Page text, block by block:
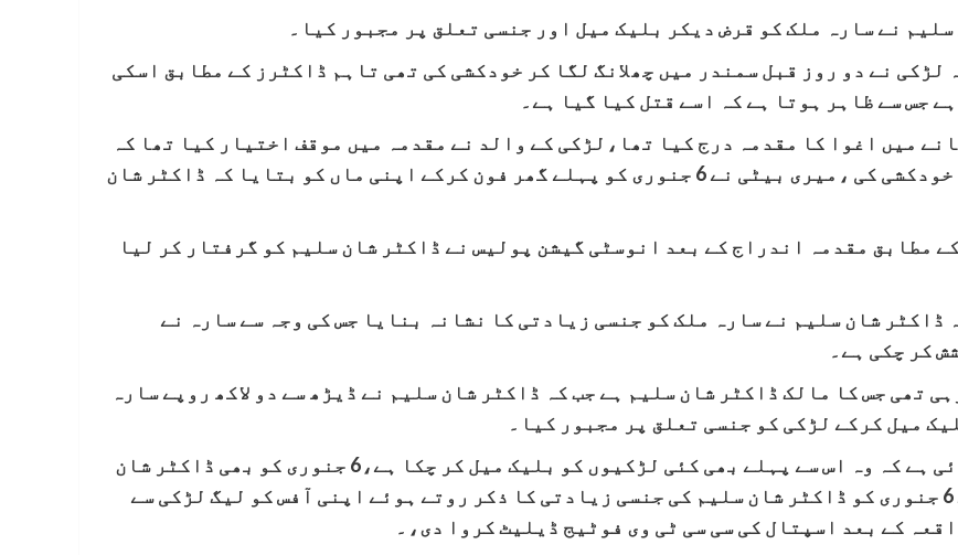
نے سارہ ملک کو قرض دیکر بلیک میل اور جنسی تعلق پر مجبور کیا۔
نے دو روز قبل سمندر میں چھلانگ لگا کر خودکشی کی تھی تاہم ڈاکٹرز کے مطابق اسکی
جس سے ظاہر ہوتا ہے کہ اسے قتل کیا گیا ہے۔
میں اغوا کا مقدمہ درج کیا تھا،لڑکی کے والد نے مقدمہ میں موقف اختیار کیا تھا کہ
میری بچی نے ڈاکٹر شان سلیم اور بسمہ کی وجہ خودکشی کی ،میری بیٹی نے 6 جنوری کو پہلے گھر فون کرکے اپنی ماں کو بتایا کہ ڈاکٹر شان
مطابق مقدمہ اندراج کے بعد انوسٹی گیشن پولیس نے ڈاکٹر شان سلیم کو گرفتار کر لیا
شان سلیم نے سارہ ملک کو جنسی زیادتی کا نشانہ بنایا جس کی وجہ سے سارہ نے
کر چکی ہے۔
تھی جس کا مالک ڈاکٹر شان سلیم ہے جب کہ ڈاکٹر شان سلیم نے ڈیڑھ سے دو لاکھ روپے سارہ
میل کرکے لڑکی کو جنسی تعلق پر مجبور کیا۔
ڈاکٹر شان سلیم کے تفتیش میں یہ بات سامنے آئی ہے کہ وہ اس سے پہلے بھی کئی لڑکیوں کو بلیک میل کر چکا ہے،6 جنوری کو بھی ڈاکٹر شان
سلیم نے سارہ ملک سے زیادتی کی، سارہ ملک نے 6 جنوری کو ڈاکٹر شان سلیم کی جنسی زیادتی کا ذکر روتے ہوئے اپنی آفس کو لیگ لڑکی سے
کے بعد اسپتال کی سی سی ٹی وی فوٹیج ڈیلیٹ کروا دی،۔